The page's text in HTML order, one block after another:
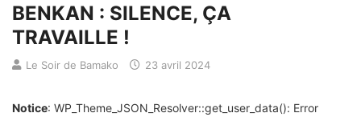
BENKAN : SILENCE, ÇA
TRAVAILLE !
Le Soir de Bamako 23 avril 2024
Notice: WP_Theme_JSON_Resolver::get_user_data(): Error